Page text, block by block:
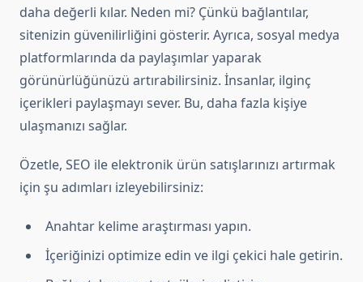
daha değerli kılar. Neden mi? Çünkü bağlantılar,
sitenizin güvenilirliğini gösterir. Ayrıca, sosyal medya
platformlarında da paylaşımlar yaparak
görünürlüğünüzü artırabilirsiniz. İnsanlar, ilginç
içerikleri paylaşmayı sever. Bu, daha fazla kişiye
ulaşmanızı sağlar.
Özetle, SEO ile elektronik ürün satışlarınızı artırmak
için şu adımları izleyebilirsiniz:
Anahtar kelime araştırması yapın.
İçeriğinizi optimize edin ve ilgi çekici hale getirin.